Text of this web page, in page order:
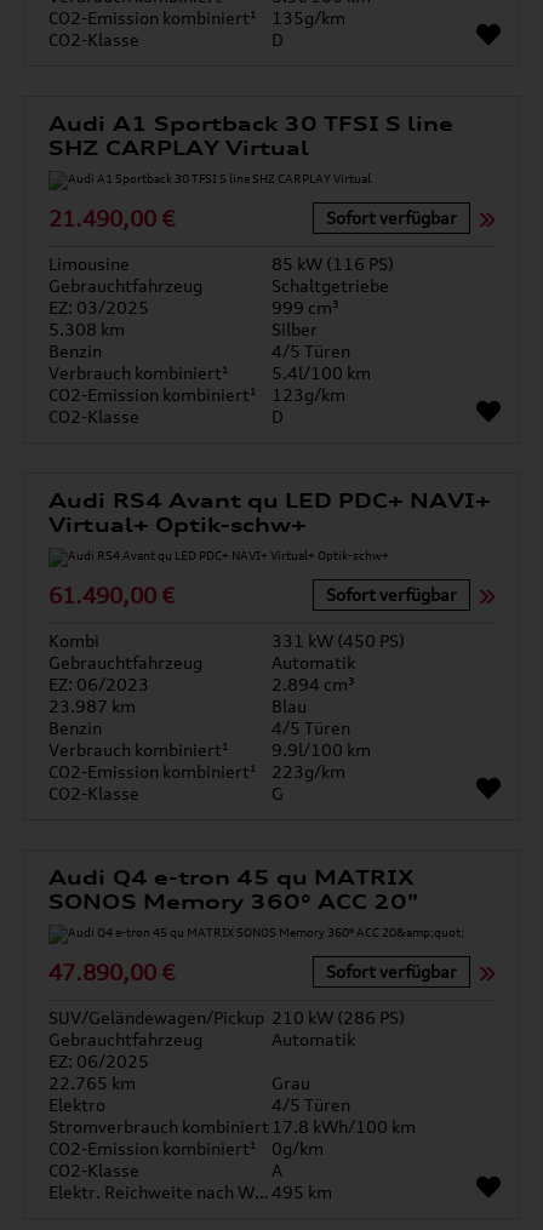
CO2-Emission kombiniert¹
135g/km
CO2-Klasse
D
Audi A1 Sportback 30 TFSI S line
SHZ CARPLAY Virtual
21.490,00 € Sofort verfügbar
Limousine
85 kW (116 PS)
Gebrauchtfahrzeug
Schaltgetriebe
EZ: 03/2025
999 cm³
5.308 km
Silber
Benzin
4/5 Türen
Verbrauch kombiniert¹
5.4l/100 km
CO2-Emission kombiniert¹
123g/km
CO2-Klasse
D
Audi RS4 Avant qu LED PDC+ NAVI+
Virtual+ Optik-schw+
61.490,00 € Sofort verfügbar
Kombi
331 kW (450 PS)
Gebrauchtfahrzeug
Automatik
EZ: 06/2023
2.894 cm³
23.987 km
Blau
Benzin
4/5 Türen
Verbrauch kombiniert¹
9.9l/100 km
CO2-Emission kombiniert¹
223g/km
CO2-Klasse
G
Audi Q4 e-tron 45 qu MATRIX
SONOS Memory 360° ACC 20"
47.890,00 € Sofort verfügbar
SUV/Geländewagen/Pickup 210 kW (286 PS)
Gebrauchtfahrzeug
Automatik
EZ: 06/2025
22.765 km
Grau
Elektro
4/5 Türen
Stromverbrauch kombiniert 17.8 kWh/100 km
CO2-Emission kombiniert¹
0g/km
CO2-Klasse
A
Elektr. Reichweite nach WLTP*495 km